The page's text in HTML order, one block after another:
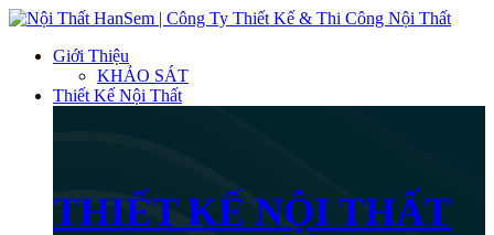
Giới Thiệu
KHẢO SÁT
Thiết Kế Nội Thất
THIẾT KẾ NỘI THẤT